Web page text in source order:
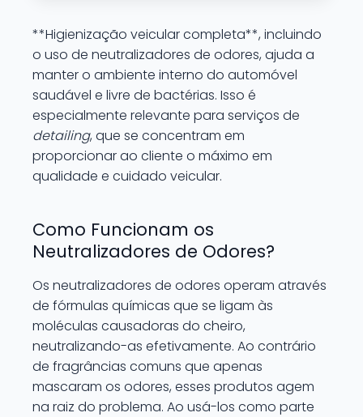
**Higienização veicular completa**, incluindo
o uso de neutralizadores de odores, ajuda a
manter o ambiente interno do automóvel
saudável e livre de bactérias. Isso é
especialmente relevante para serviços de
detailing, que se concentram em
proporcionar ao cliente o máximo em
qualidade e cuidado veicular.
Como Funcionam os
Neutralizadores de Odores?
Os neutralizadores de odores operam através
de fórmulas químicas que se ligam às
moléculas causadoras do cheiro,
neutralizando-as efetivamente. Ao contrário
de fragrâncias comuns que apenas
mascaram os odores, esses produtos agem
na raiz do problema. Ao usá-los como parte